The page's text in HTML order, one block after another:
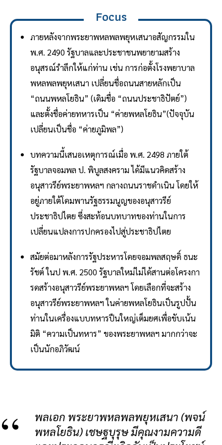
Focus
ภายหลังจากพระยาพหลพลพยุหเสนาอสัญกรรมใน
พ.ศ. 2490 รัฐบาลและประชาชนพยายามสร้าง
อนุสรณ์รำลึกให้แก่ท่าน เช่น การก่อตั้งโรงพยาบาล
พหลพลพยุหเสนา เปลี่ยนชื่อถนนสายหลักเป็น
“ถนนพหลโยธิน” (เดิมชื่อ “ถนนประชาธิปัตย์”)
และตั้งชื่อค่ายทหารเป็น “ค่ายพหลโยธิน”(ปัจจุบัน
เปลี่ยนเป็นชื่อ “ค่ายภูมิพล”)
บทความนี้เสนอเหตุการณ์เมื่อ พ.ศ. 2498 ภายใต้
รัฐบาลจอมพล ป. พิบูลสงคราม ได้มีแนวคิดสร้าง
อนุสาวรีย์พระยาพหลฯ กลางถนนราชดำเนิน โดยให้
อยู่ภายใต้โดมพานรัฐธรรมนูญของอนุสาวรีย์
ประชาธิปไตย ซึ่งสะท้อนบทบาทของท่านในการ
เปลี่ยนแปลงการปกครองไปสู่ประชาธิปไตย
สมัยต่อมาหลังการรัฐประหารโดยจอมพลสฤษดิ์ ธนะ
รัชต์ ในป พ.ศ. 2500 รัฐบาลใหม่ไม่ได้สานต่อโครงกา
รดสร้างอนุสาวรีย์พระยาพหลฯ โดยเลือกที่จะสร้าง
อนุสาวรีย์พระยาพหลฯ ในค่ายพหลโยธินเป็นรูปปั้น
ท่านในเครื่องแบบทหารปืนใหญ่เต็มยศเพื่อขับเน้น
มิติ “ความเป็นทหาร” ของพระยาพหลฯ มากกว่าจะ
เป็นนักอภิวัฒน์
พลเอก พระยาพหลพลพยุหเสนา (พจน์
พหลโยธิน) เชษฐบุรุษ มีคุณงามความดี